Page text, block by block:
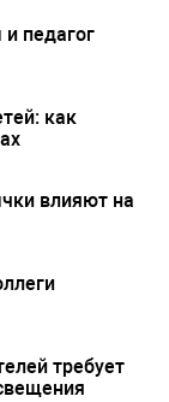
педагог
как
влияют на
требует